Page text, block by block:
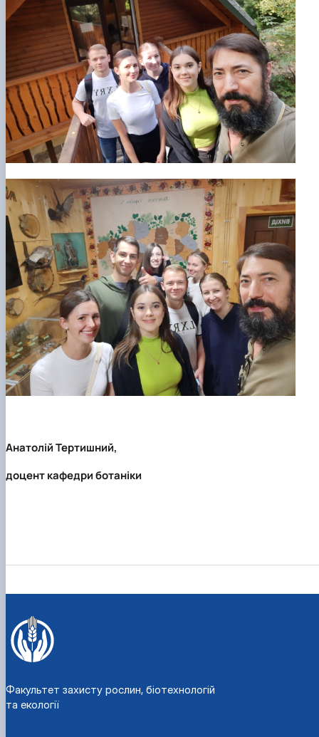
Анатолій Тертишний,
доцент кафедри ботаніки
Факультет захисту рослин, біотехнологій
та екології